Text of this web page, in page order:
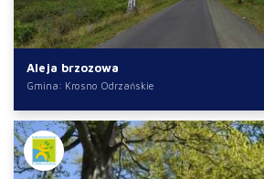
Aleja brzozowa
Gmina: Krosno Odrzańskie